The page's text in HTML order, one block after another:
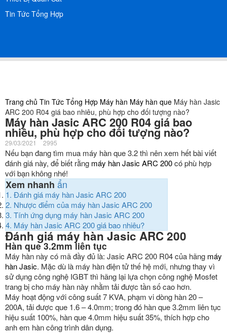
Tin Tức Tổng Hợp
Trang chủ Tin Tức Tổng Hợp Máy hàn Máy hàn que Máy hàn Jasic
ARC 200 R04 giá bao nhiêu, phù hợp cho đối tượng nào?
Máy hàn Jasic ARC 200 R04 giá bao
nhiêu, phù hợp cho đối tượng nào?
29/03/2021 2995
Nếu bạn đang tìm mua máy hàn que 3.2 thì nên xem hết bài viết
đánh giá này, để biết rằng máy hàn Jasic ARC 200có phù hợp
với bạn không nhé!
Xem nhanh ẩn
1. Đánh giá máy hàn Jasic ARC 200
2. Nhược điểm của máy hàn Jasic ARC 200
3. Tính ứng dụng máy hàn Jasic ARC 200
4. Máy hàn Jasic ARC 200 giá bao nhiêu?
Đánh giá máy hàn Jasic ARC 200
Hàn que 3.2mm liên tục
Máy hàn này có mã đầy đủ là: Jasic ARC 200 R04 của hãng máy
hàn Jasic. Mặc dù là máy hàn điện tử thế hệ mới, nhưng thay vì
sử dụng công nghệ IGBT thì hãng lại lựa chọn công nghệ Mosfet
trang bị cho máy hàn này nhằm tải được tần số cao hơn.
Máy hoạt động với công suất 7 KVA, phạm vi dòng hàn 20 –
200A, tải được que 1.6 – 4.0mm; trong đó hàn que 3.2mm liên tục
hiệu suất 100%, hàn que 4.0mm hiệu suất 35%, thích hợp cho
anh em hàn công trình dân dụng.